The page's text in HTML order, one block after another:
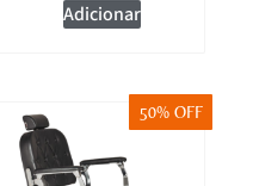
Adicionar
50% OFF